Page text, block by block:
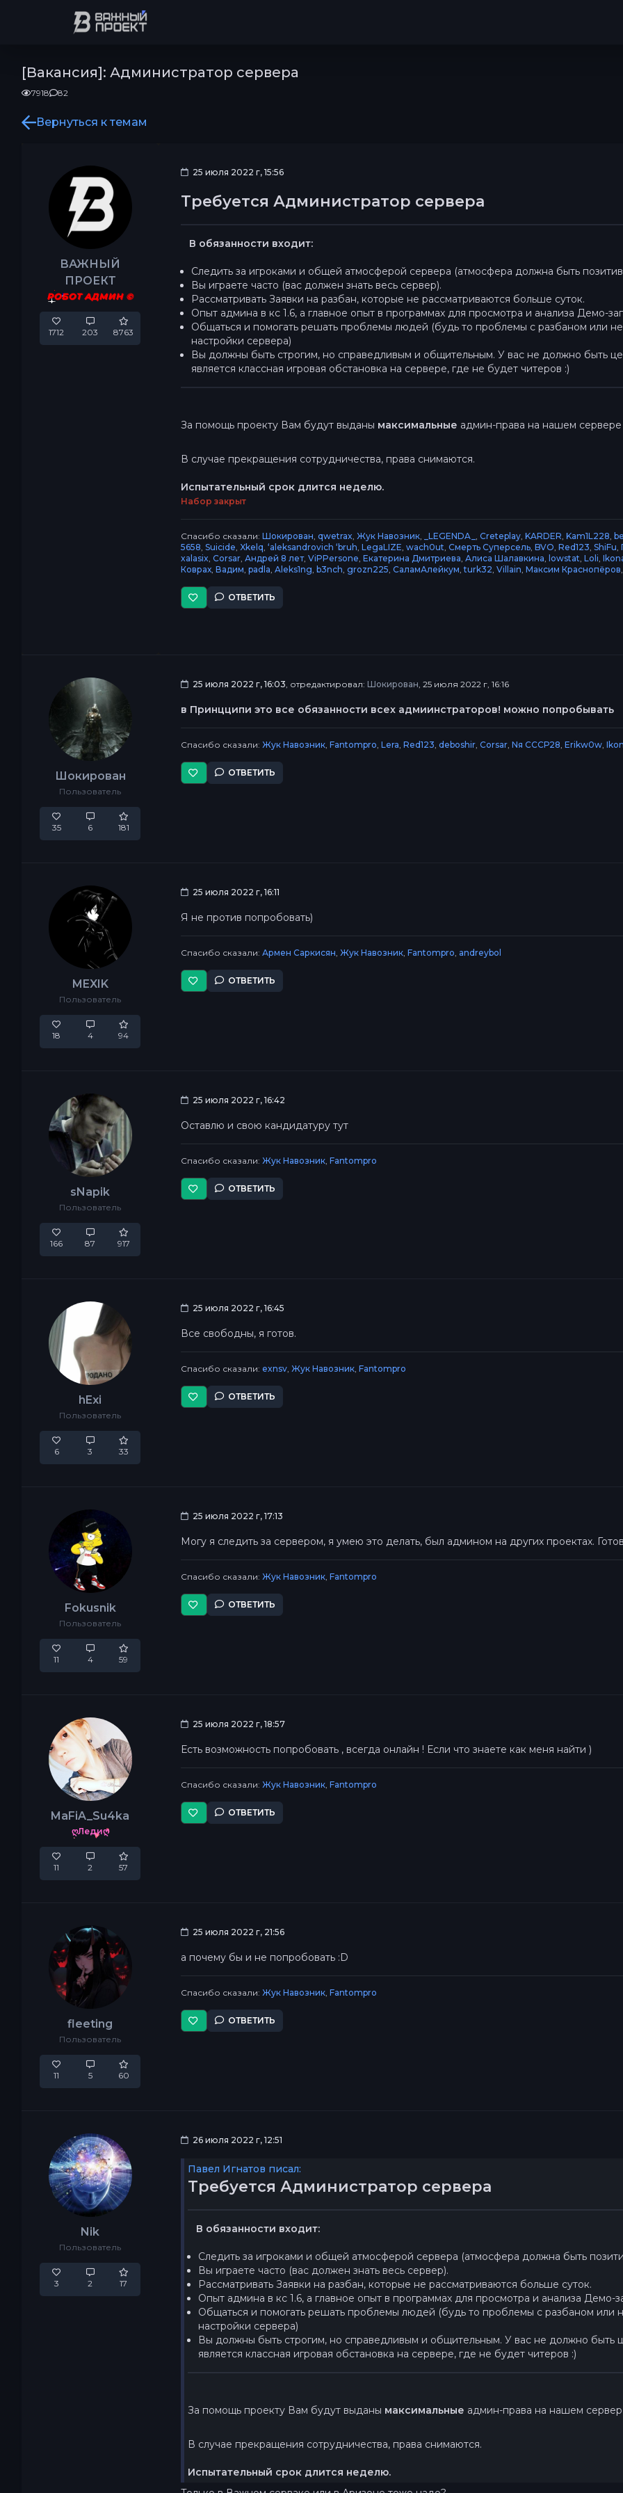
[Вакансия]: Администратор сервера
7918 82
Вернуться к темам
ВАЖНЫЙ
ПРОЕКТ
РОБОТ АДМИН ©
1712 203 8763
25 июля 2022 г, 15:56
Требуется Администратор сервера
В обязанности входит:
Следить за игроками и общей атмосферой сервера (атмосфера должна быть
Вы играете часто (вас должен знать весь сервер).
Рассматривать Заявки на разбан, которые не рассматриваются больше суток.
Опыт админа в кс 1.6, а главное опыт в программах для просмотра и анализа Демо-
Общаться и помогать решать проблемы людей (будь то проблемы с разбаном или
настройки сервера)
Вы должны быть строгим, но справедливым и общительным. У вас не должно быть
является классная игровая обстановка на сервере, где не будет читеров :)
За помощь проекту Вам будут выданы максимальные админ-права на нашем
В случае прекращения сотрудничества, права снимаются.
Испытательный срок длится неделю.
Набор закрыт
Спасибо сказали:Шокирован,qwetrax,Жук Навозник, _LEGENDA_,Creteplay,KARDER,Kam1L228,
5658,Suicide,Xkelq,‘aleksandrovich ‘bruh,LegaLIZE,wach0ut,Смерть Суперсель,BVO,Red123,ShiFu,
xalasix,Corsar,Андрей 8 лет,ViPPersone,Екатерина Дмитриева,Алиса Шалавкина, lowstat,Loli,
Коврах,Вадим,padla,Aleks1ng,b3nch,grozn225,СаламАлейкум,turk32,Villain,Максим Краснопёров
ОТВЕТИТЬ
Шокирован
Пользователь
35 6 181
25 июля 2022 г, 16:03, отредактировал:Шокирован, 25 июля 2022 г, 16:16
в Принцципи это все обязанности всех адмиинстраторов! можно попробывать
Спасибо сказали:Жук Навозник,Fantompro,Lera,Red123,deboshir,Corsar,Nя СССР28,Erikw0w,
ОТВЕТИТЬ
MEXIK
Пользователь
18 4 94
25 июля 2022 г, 16:11
Я не против попробовать)
Спасибо сказали:Армен Саркисян,Жук Навозник,Fantompro, andreybol
ОТВЕТИТЬ
sNapik
Пользователь
166 87 917
25 июля 2022 г, 16:42
Оставлю и свою кандидатуру тут
Спасибо сказали:Жук Навозник,Fantompro
ОТВЕТИТЬ
hExi
Пользователь
6 3 33
25 июля 2022 г, 16:45
Все свободны, я готов.
Спасибо сказали:exnsv,Жук Навозник,Fantompro
ОТВЕТИТЬ
Fokusnik
Пользователь
11 4 59
25 июля 2022 г, 17:13
Могу я следить за сервером, я умею это делать, был админом на других проектах.
Спасибо сказали:Жук Навозник,Fantompro
ОТВЕТИТЬ
MaFiA_Su4ka
ღЛедиღ
11 2 57
25 июля 2022 г, 18:57
Есть возможность попробовать , всегда онлайн ! Если что знаете как меня найти )
Спасибо сказали:Жук Навозник,Fantompro
ОТВЕТИТЬ
fleeting
Пользователь
11 5 60
25 июля 2022 г, 21:56
а почему бы и не попробовать :D
Спасибо сказали:Жук Навозник,Fantompro
ОТВЕТИТЬ
Nik
Пользователь
3 2 17
26 июля 2022 г, 12:51
Павел Игнатов писал:
Требуется Администратор сервера
В обязанности входит:
Следить за игроками и общей атмосферой сервера (атмосфера должна быть
Вы играете часто (вас должен знать весь сервер).
Рассматривать Заявки на разбан, которые не рассматриваются больше суток.
Опыт админа в кс 1.6, а главное опыт в программах для просмотра и анализа Демо-
Общаться и помогать решать проблемы людей (будь то проблемы с разбаном или
настройки сервера)
Вы должны быть строгим, но справедливым и общительным. У вас не должно быть
является классная игровая обстановка на сервере, где не будет читеров :)
За помощь проекту Вам будут выданы максимальные админ-права на нашем
В случае прекращения сотрудничества, права снимаются.
Испытательный срок длится неделю.